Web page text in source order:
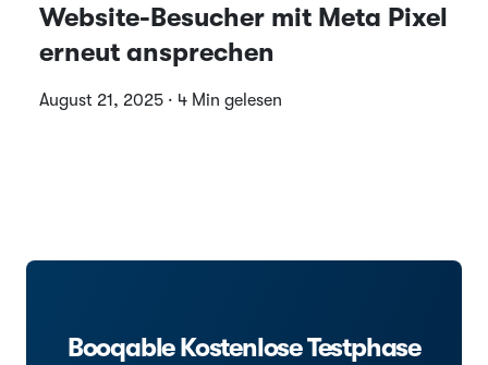
Website-Besucher mit Meta Pixel
erneut ansprechen
August 21, 2025 · 4 Min gelesen
Booqable Kostenlose Testphase